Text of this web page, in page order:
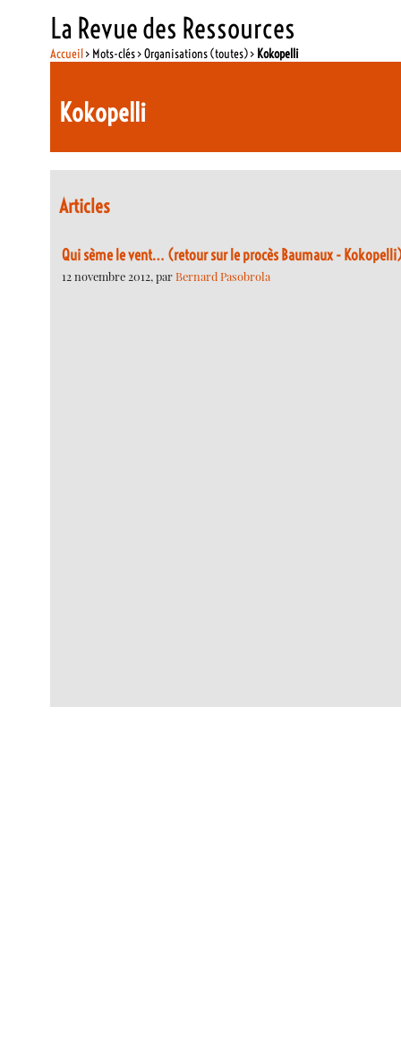
La Revue des Ressources
Accueil> Mots-clés > Organisations (toutes) > Kokopelli
Kokopelli
Articles
Qui sème le vent… (retour sur le procès Baumaux -
12 novembre 2012, parBernard Pasobrola